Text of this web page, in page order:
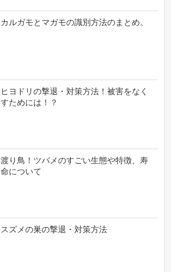
カルガモとマガモの識別方法のまとめ。
ヒヨドリの撃退・対策方法！被害をなく
すためには！？
渡り鳥！ツバメのすごい生態や特徴、寿
命について
スズメの巣の撃退・対策方法